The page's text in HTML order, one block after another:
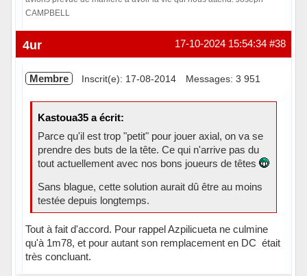
CAMPBELL
Hors ligne #38
17-10-2024 15:54:34
4ur
Membre Inscrit(e): 17-08-2014 Messages: 3 951
Kastoua35 a écrit:
Parce qu'il est trop "petit" pour jouer axial, on va se
prendre des buts de la tête. Ce qui n'arrive pas du
tout actuellement avec nos bons joueurs de têtes
Sans blague, cette solution aurait dû être au moins
testée depuis longtemps.
Tout à fait d'accord. Pour rappel Azpilicueta ne culmine
qu'à 1m78, et pour autant son remplacement en DC était
très concluant.